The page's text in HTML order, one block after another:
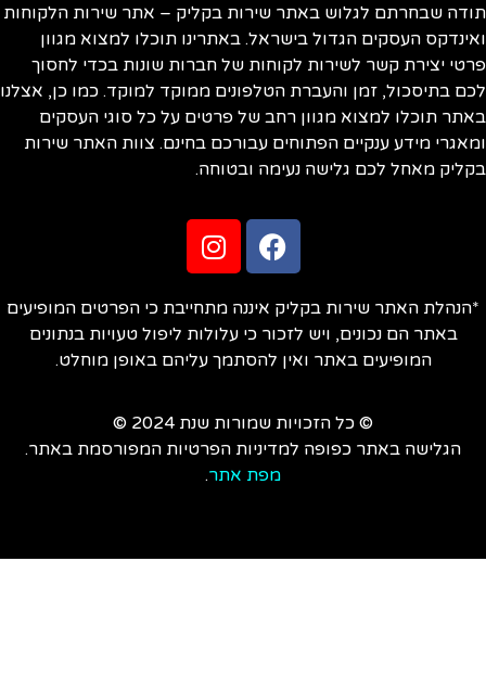
שבחרתם לגלוש באתר שירות בקליק – אתר שירות הלקוחות
העסקים הגדול בישראל. באתרינו תוכלו למצוא מגוון
יצירת קשר לשירות לקוחות של חברות שונות בכדי לחסוך
בתיסכול, זמן והעברת הטלפונים ממוקד למוקד. כמו כן, אצלנו
תוכלו למצוא מגוון רחב של פרטים על כל סוגי העסקים
מידע ענקיים הפתוחים עבורכם בחינם. צוות האתר שירות
מאחל לכם גלישה נעימה ובטוחה.
האתר שירות בקליק איננה מתחייבת כי הפרטים המופיעים
באתר הם נכונים, ויש לזכור כי עלולות ליפול טעויות בנתונים
המופיעים באתר ואין להסתמך עליהם באופן מוחלט.
© כל הזכויות שמורות שנת 2024 ©
הגלישה באתר כפופה למדיניות הפרטיות המפורסמת באתר.
מפת אתר.